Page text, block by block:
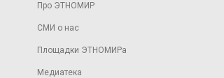
Про ЭТНОМИР
СМИ о нас
Площадки ЭТНОМИРа
Медиатека